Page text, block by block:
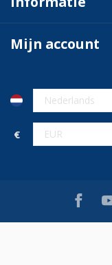
Mijn account
€